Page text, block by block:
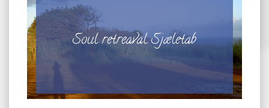
Soul retreaval Sjæletab